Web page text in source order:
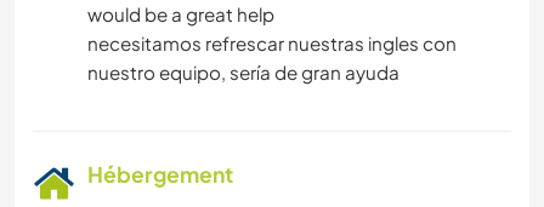
CYCLISME
would be a great help
necesitamos refrescar nuestras ingles con
Hébergement